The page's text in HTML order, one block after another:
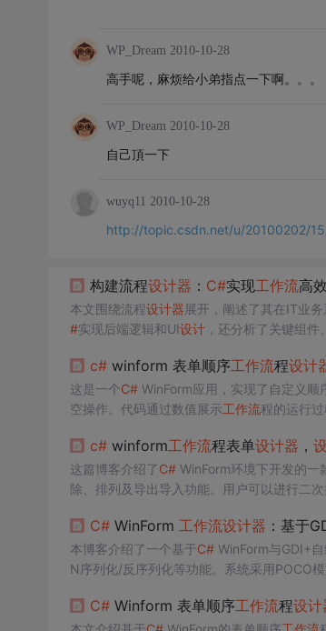
WP_Dream 2010-10-28
高手呢，麻烦给小弟指点一下啊。。。
WP_Dream 2010-10-28
自己頂一下
wuyq11 2010-10-28
http://topic.csdn.net/u/20100202/
构建流程设计器 ： C#实现工作流高
本文围绕流程设计器展开，阐述了其在IT业
#实现后端逻辑和UI设计，还分析了关键组件、
c#winform 表单顺序工作流程设计
这是一个C#WinForm应用，实现了自定义顺
空操作。代码通过数值展示工作流程的运行过
c#winform工作流程表单设计器 ，
这篇博客介绍了C#WinForm环境下开发的一
除、排列及导出导入功能。用户可以进行二
C#WinForm 工作流设计器 ：基于
本博客介绍了一个基于C#WinForm与GDI+
N序列化/反序列化等功能。系统采用POCO
C#Winform 表单顺序工作流程设计